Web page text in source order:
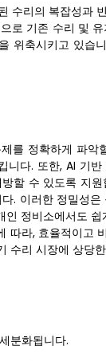
수리의 복잡성과
로 기존 수리 및
위축시키고 있습
를 정확하게 파악
다. 또한, AI 기
할 수 있도록 지
. 이러한 정밀성
정비소에서도
따라, 효율적이고
수리 시장에 상당
분화됩니다.